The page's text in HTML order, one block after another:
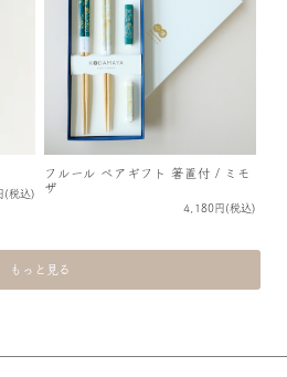
(税込)
フルール ペアギフト 箸置付 / ミモ
ザ
4,180円(税込)
もっと見る